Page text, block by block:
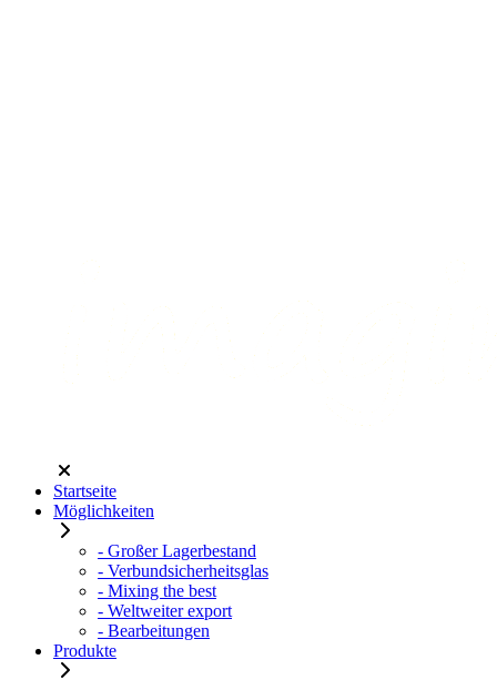
Startseite
Möglichkeiten
- Großer Lagerbestand
- Verbundsicherheitsglas
- Mixing the best
- Weltweiter export
- Bearbeitungen
Produkte